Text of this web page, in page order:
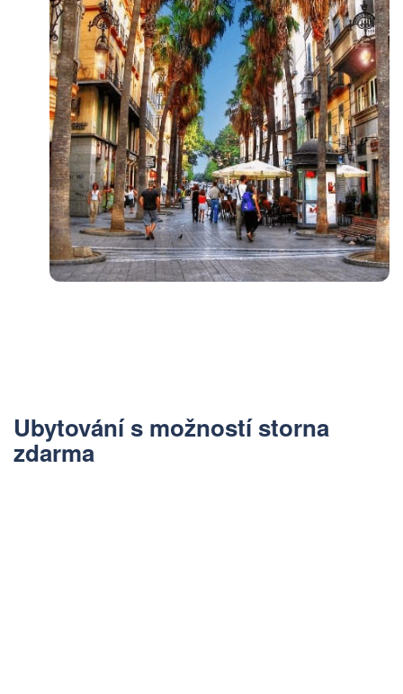
Ubytování s možností storna
zdarma